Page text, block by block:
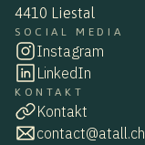
4410 Liestal
SOCIAL MEDIA
Instagram
LinkedIn
KONTAKT
Kontakt
contact@atall.ch